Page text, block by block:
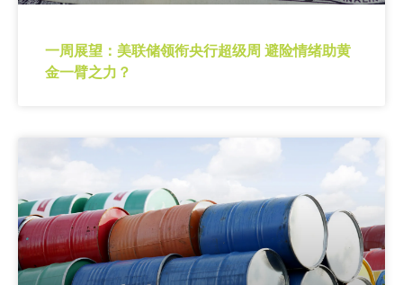
一周展望：美联储领衔央行超级周 避险情绪助黄
金一臂之力？